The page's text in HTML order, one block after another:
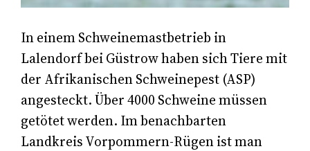
In einem Schweinemastbetrieb in
Lalendorf bei Güstrow haben sich Tiere mit
der Afrikanischen Schweinepest (ASP)
angesteckt. Über 4000 Schweine müssen
getötet werden. Im benachbarten
Landkreis Vorpommern-Rügen ist man